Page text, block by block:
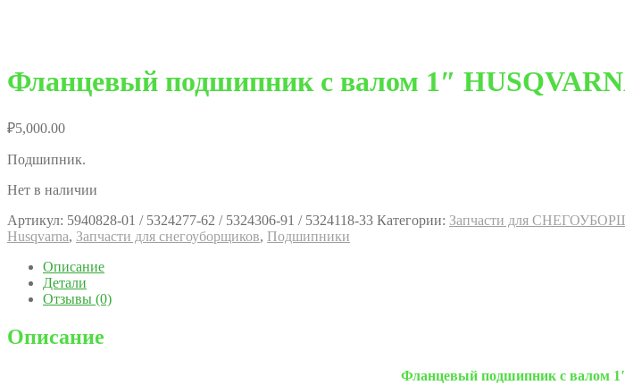
Фланцевый подшипник с валом 1″
₽5,000.00
Подшипник.
Нет в наличии
Артикул: 5940828-01 / 5324277-62 / 5324306-91 / 5324118-33 Категории: Запчасти для
Husqvarna, Запчасти для снегоуборщиков, Подшипники
Описание
Детали
Отзывы (0)
Описание
Фланцевый подшипник с валом